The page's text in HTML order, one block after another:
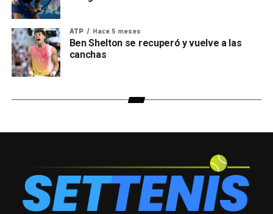
ATP Hace 5 meses
Ben Shelton se recuperó y vuelve a las
canchas